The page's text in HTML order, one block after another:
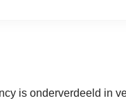
is onderverdeeld in